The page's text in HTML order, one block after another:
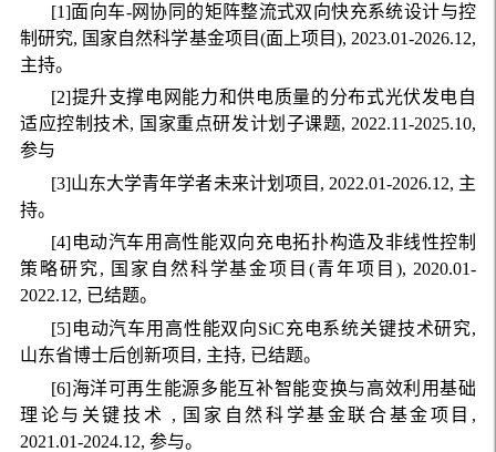
[1]面向车-网协同的矩阵整流式双向快充系统设计与控
制研究, 国家自然科学基金项目(面上项目), 2023.01-2026.12,
主持。
[2]提升支撑电网能力和供电质量的分布式光伏发电自
适应控制技术, 国家重点研发计划子课题, 2022.11-2025.10,
参与
[3]山东大学青年学者未来计划项目, 2022.01-2026.12, 主
持。
[4]电动汽车用高性能双向充电拓扑构造及非线性控制
策略研究, 国家自然科学基金项目(青年项目), 2020.01-
2022.12, 已结题。
[5]电动汽车用高性能双向SiC充电系统关键技术研究,
山东省博士后创新项目, 主持, 已结题。
[6]海洋可再生能源多能互补智能变换与高效利用基础
理论与关键技术 , 国家自然科学基金联合基金项目,
2021.01-2024.12, 参与。